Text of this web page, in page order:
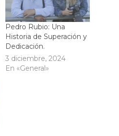
Pedro Rubio: Una
Historia de Superación y
Dedicación.
3 diciembre, 2024
En «General»